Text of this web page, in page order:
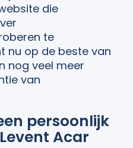
die
te
nu op de beste van
nog veel meer
van
persoonlijk
Acar